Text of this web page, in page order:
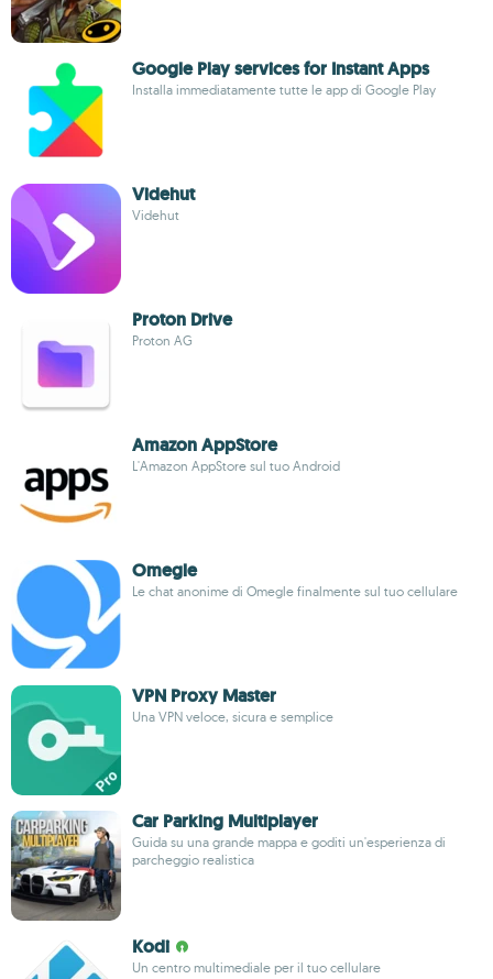
Google Play services for Instant Apps
Installa immediatamente tutte le app di Google Play
Videhut
Videhut
Proton Drive
Proton AG
Amazon AppStore
L'Amazon AppStore sul tuo Android
Omegle
Le chat anonime di Omegle finalmente sul tuo cellulare
VPN Proxy Master
Una VPN veloce, sicura e semplice
Car Parking Multiplayer
Guida su una grande mappa e goditi un'esperienza di
parcheggio realistica
Kodi
Un centro multimediale per il tuo cellulare